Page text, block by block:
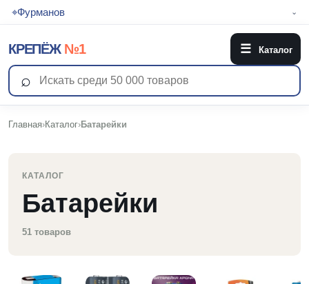
⌖Фурманов ⌄
КРЕПЁЖ №1 ☰ Каталог
⌕
Главная›Каталог›Батарейки
КАТАЛОГ
Батарейки
51 товаров